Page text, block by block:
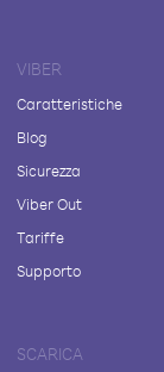
VIBER
Caratteristiche
Blog
Sicurezza
Viber Out
Tariffe
Supporto
SCARICA